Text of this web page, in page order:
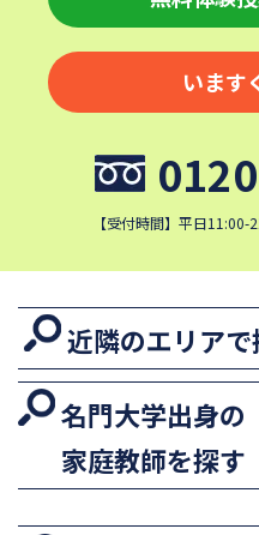
います
【受付時間】平日11:00-
近隣のエリアで
名門大学出身の
家庭教師を探す